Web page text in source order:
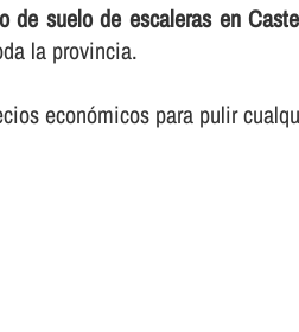
de suelo de escaleras en
la provincia.
económicos para pulir